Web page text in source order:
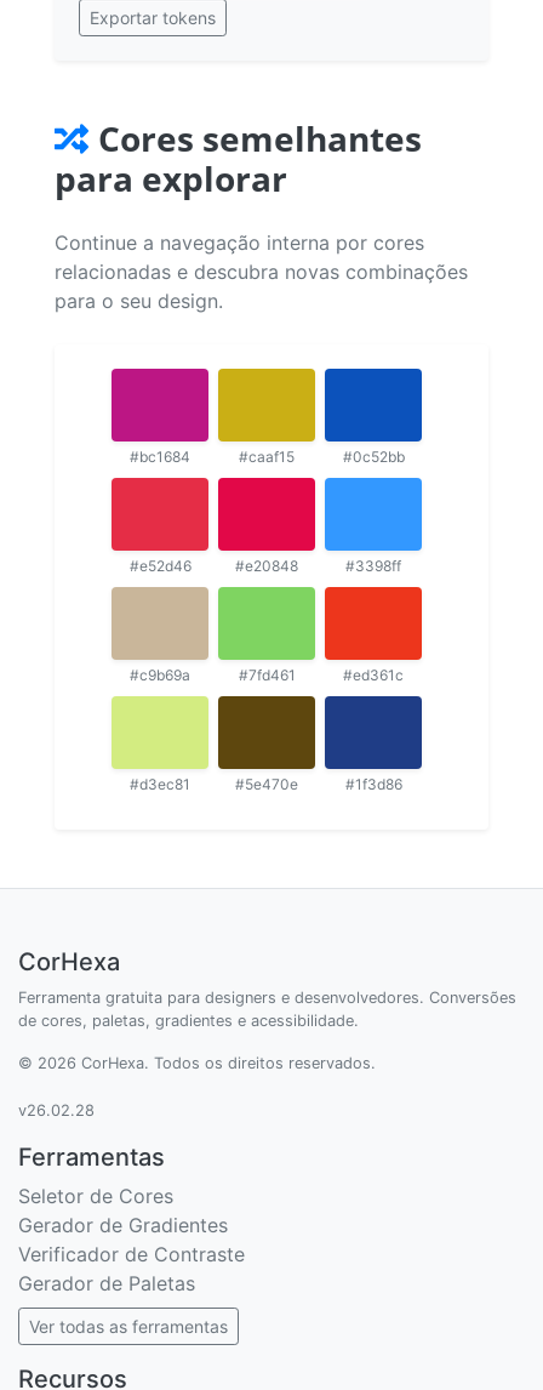
Exportar tokens
Cores semelhantes
para explorar
Continue a navegação interna por cores
relacionadas e descubra novas combinações
para o seu design.
#bc1684 #caaf15 #0c52bb
#e52d46 #e20848 #3398ff
#c9b69a #7fd461 #ed361c
#d3ec81 #5e470e #1f3d86
CorHexa
Ferramenta gratuita para designers e desenvolvedores. Conversões
de cores, paletas, gradientes e acessibilidade.
© 2026 CorHexa. Todos os direitos reservados.
v26.02.28
Ferramentas
Seletor de Cores
Gerador de Gradientes
Verificador de Contraste
Gerador de Paletas
Ver todas as ferramentas
Recursos